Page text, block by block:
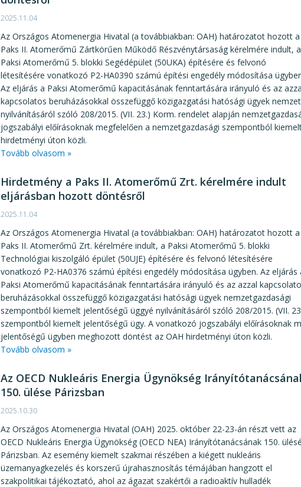
2025.11.04
Az Országos Atomenergia Hivatal (a továbbiakban: OAH) határozatot hozott a
Paks II. Atomerőmű Zártkörűen Működő Részvénytársaság kérelmére indult, a
Paksi Atomerőmű 5. blokki Segédépület (50UKA) építésére és felvonó
létesítésére vonatkozó P2-HA0390 számú építési engedély módosítása
Az eljárás a Paksi Atomerőmű kapacitásának fenntartására irányuló és az
kapcsolatos beruházásokkal összefüggő közigazgatási hatósági ügyek
nyilvánításáról szóló 208/2015. (VII. 23.) Korm. rendelet alapján
jogszabályi előírásoknak megfelelően a nemzetgazdasági szempontból
hirdetményi úton közli.
Tovább olvasom »
Hirdetmény a Paks II. Atomerőmű Zrt. kérelmére indult
eljárásban hozott döntésről
2025.11.04
Az Országos Atomenergia Hivatal (a továbbiakban: OAH) határozatot hozott a
Paks II. Atomerőmű Zrt. kérelmére indult, a Paksi Atomerőmű 5. blokki
Technológiai kiszolgáló épület (50UJE) építésére és felvonó létesítésére
vonatkozó P2-HA0376 számú építési engedély módosítása ügyben. Az eljárás
Paksi Atomerőmű kapacitásának fenntartására irányuló és az azzal
beruházásokkal összefüggő közigazgatási hatósági ügyek nemzetgazdasági
szempontból kiemelt jelentőségű üggyé nyilvánításáról szóló 208/2015. (VII.
szempontból kiemelt jelentőségű ügy. A vonatkozó jogszabályi előírásoknak
jelentőségű ügyben meghozott döntést az OAH hirdetményi úton közli.
Tovább olvasom »
Az OECD Nukleáris Energia Ügynökség
150. ülése Párizsban
2025.10.30
Az Országos Atomenergia Hivatal (OAH) 2025. október 22-23-án részt vett az
OECD Nukleáris Energia Ügynökség (OECD NEA) Irányítótanácsának 150.
Párizsban. Az esemény kiemelt szakmai részében a kiégett nukleáris
üzemanyagkezelés és korszerű újrahasznosítás témájában hangzott el
szakpolitikai tájékoztató, ahol az ágazat szakértői a radioaktív hulladék